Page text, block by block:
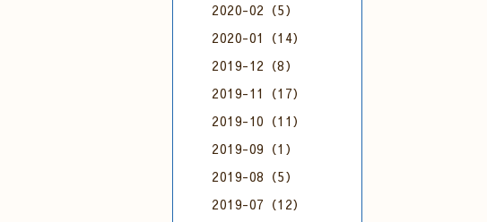
2020-02（5）
2020-01（14）
2019-12（8）
2019-11（17）
2019-10（11）
2019-09（1）
2019-08（5）
2019-07（12）